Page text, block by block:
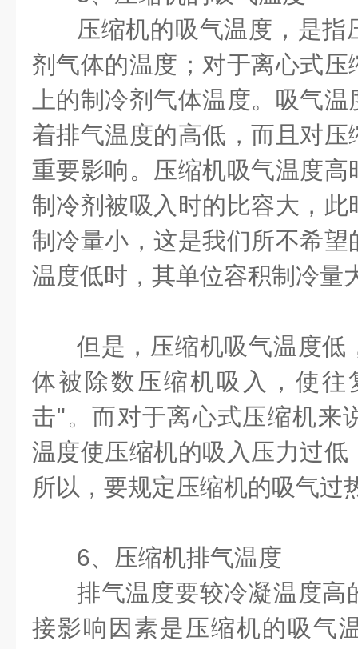
压缩机的吸气温度，是指
剂气体的温度；对于离心式
上的制冷剂气体温度。吸气
着排气温度的高低，而且对
重要影响。压缩机吸气温度
制冷剂被吸入时的比容大，
制冷量小，这是我们所不希
温度低时，其单位容积制冷量
但是，压缩机吸气温度低
体被除数压缩机吸入，使往
击"。而对于离心式压缩机来
温度使压缩机的吸入压力过
所以，要规定压缩机的吸气过
6、压缩机排气温度
排气温度要较冷凝温度高
接影响因素是压缩机的吸气